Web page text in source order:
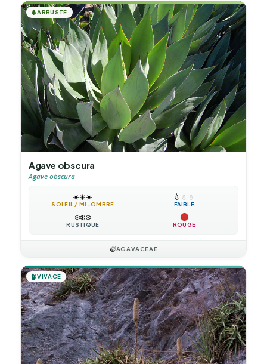
🌲ARBUSTE
Agave obscura
Agave obscura
☀️☀️☀️
SOLEIL / MI-OMBRE
💧 💧 💧
FAIBLE
❄️❄️❄️
RUSTIQUE ROUGE
🍃AGAVACEAE
🪴VIVACE